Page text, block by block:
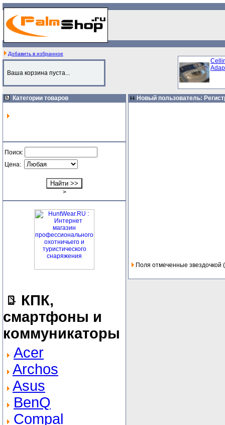
Добавить в избранное
Ваша корзина пуста...
Категории товаров
Поиск:
Цена:
>
КПК,
смартфоны и
коммуникаторы
Acer
Archos
Asus
BenQ
Compal
Новый пользователь:
Поля отмеченные звездочкой (